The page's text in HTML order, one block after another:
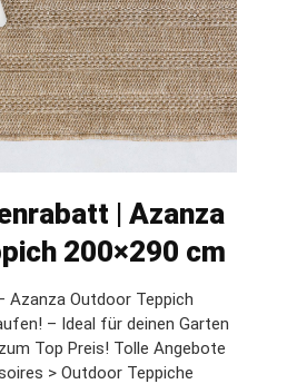
| Azanza
200×290 cm
Azanza Outdoor Teppich
– Ideal für deinen Garten
Top Preis! Tolle Angebote
> Outdoor Teppiche